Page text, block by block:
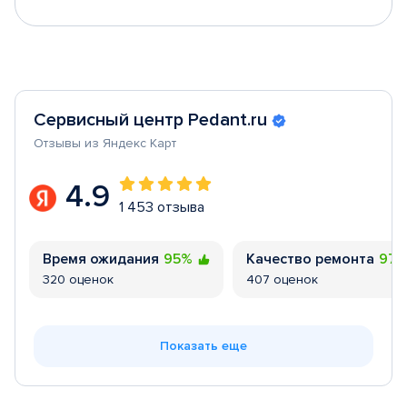
Сервисный центр Pedant.ru
Отзывы из Яндекс Карт
4.9 1 453 отзыва
Время ожидания 95%
320 оценок
Качество ремонта
407 оценок
Показать еще